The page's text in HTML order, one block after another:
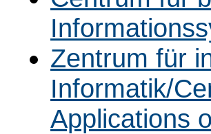
Zentrum für
Informatik/
Applications